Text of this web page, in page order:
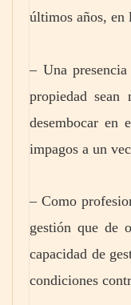
últimos años, en
– Una
propiedad sean
desembocar en
impagos a un
– Como
gestión que de
capacidad de
condiciones